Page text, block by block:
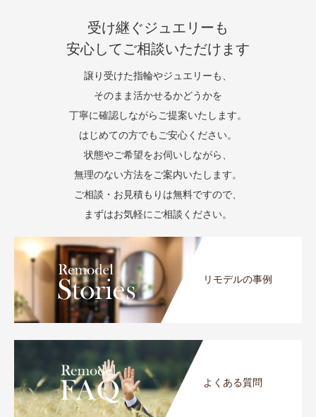
受け継ぐジュエリーも
安心してご相談いただけます
譲り受けた指輪やジュエリーも、
そのまま活かせるかどうかを
丁寧に確認しながらご提案いたします。
はじめての方でもご安心ください。
状態やご希望をお伺いしながら、
無理のない方法をご案内いたします。
ご相談・お見積もりは無料ですので、
まずはお気軽にご相談ください。
リモデルの事例
よくある質問